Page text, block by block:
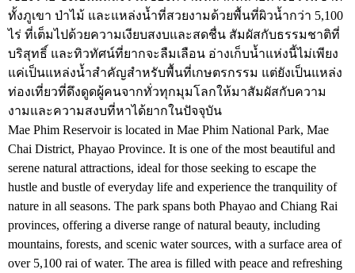
ทั้งภูเขา ป่าไม้ และแหล่งน้ำที่สวยงามด้วยพื้นที่ผิวน้ำกว่า 5,100
ไร่ ที่เต็มไปด้วยความเงียบสงบและสดชื่น สัมผัสกับธรรมชาติที่
บริสุทธิ์ และทิวทัศน์ที่ยากจะลืมเลือน อ่างเก็บน้ำแห่งนี้ไม่เพียง
แค่เป็นแหล่งน้ำสำคัญสำหรับพื้นที่เกษตรกรรม แต่ยังเป็นแหล่ง
ท่องเที่ยวที่ดึงดูดผู้คนจากทั่วทุกมุมโลกให้มาสัมผัสกับความ
งามและความสงบที่หาได้ยากในปัจจุบัน
Mae Phim Reservoir is located in Mae Phim National Park, Mae
Chai District, Phayao Province. It is one of the most beautiful and
serene natural attractions, ideal for those seeking to escape the
hustle and bustle of everyday life and experience the tranquility of
nature in all seasons. The park spans both Phayao and Chiang Rai
provinces, offering a diverse range of natural beauty, including
mountains, forests, and scenic water sources, with a surface area of
over 5,100 rai of water. The area is filled with peace and refreshing